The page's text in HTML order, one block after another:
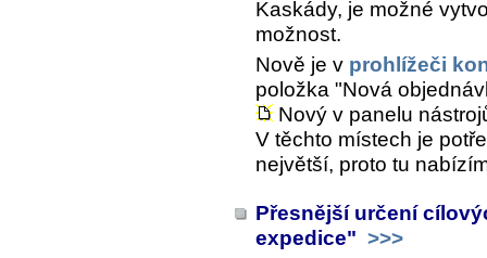
Kaskády, je možné
možnost.
Nově je v prohlížeči
položka "Nová
Nový v panelu
V těchto místech je
největší, proto tu
Přesnější určení
expedice" >>>